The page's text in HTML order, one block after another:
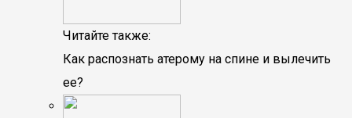
Читайте также:
Как распознать атерому на спине и вылечить
ее?